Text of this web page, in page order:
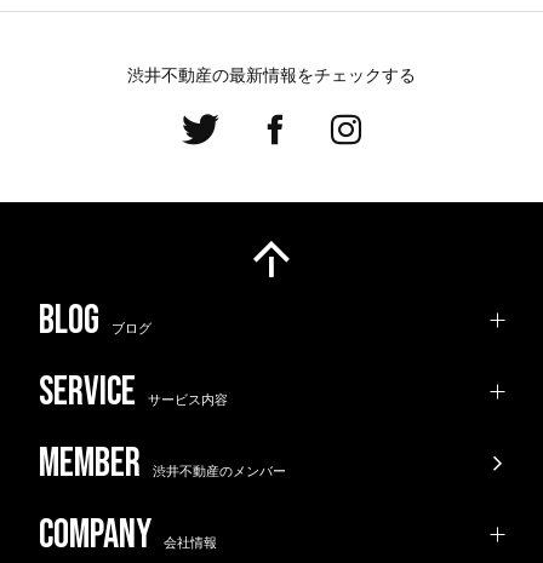
渋井不動産の最新情報をチェックする
ブログ
サービス内容
渋井不動産のメンバー
会社情報